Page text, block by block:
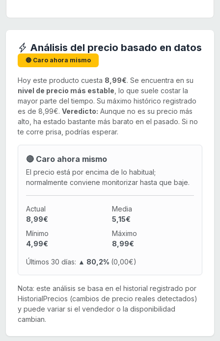
Análisis del precio basado en datos
🔴 Caro ahora mismo
Hoy este producto cuesta 8,99€. Se encuentra en su
nivel de precio más estable , lo que suele costar la
mayor parte del tiempo. Su máximo histórico registrado
es de 8,99€. Veredicto: Aunque no es su precio más
alto, ha estado bastante más barato en el pasado. Si no
te corre prisa, podrías esperar.
🔴 Caro ahora mismo
El precio está por encima de lo habitual;
normalmente conviene monitorizar hasta que baje.
Actual
8,99€
Media
5,15€
Mínimo
4,99€
Máximo
8,99€
Últimos 30 días: ▲ 80,2% (0,00€)
Nota: este análisis se basa en el historial registrado por
HistorialPrecios (cambios de precio reales detectados)
y puede variar si el vendedor o la disponibilidad
cambian.